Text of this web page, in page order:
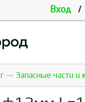
Вход /
Запасные части